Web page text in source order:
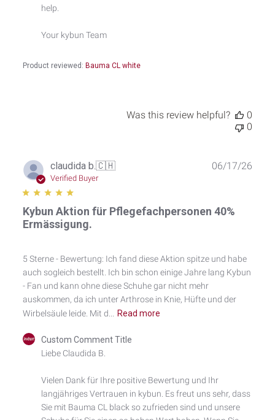
Product reviewed: Bauma CL white
2026
help.
Your kybun Team
Was this review helpful?
0
0
claudida b.🇨🇭
Verified Buyer
Kybun Aktion für Pflegefachpersonen 40%
Ermässigung.
5 Sterne - Bewertung: Ich fand diese Aktion spitze und habe
auch sogleich bestellt. Ich bin schon einige Jahre lang Kybun
- Fan und kann ohne diese Schuhe gar nicht mehr
auskommen, da ich unter Arthrose in Knie, Hüfte und der
Wirbelsäule leide. Mit d...
Read more
Comments
Review
Custom Comment Title
Liebe Claudida B.
Vielen Dank für Ihre positive Bewertung und Ihr
langjähriges Vertrauen in kybun. Es freut uns sehr, dass
Sie mit Bauma CL black so zufrieden sind und unsere
06/17/26